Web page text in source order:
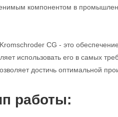
компонентом в
CG - это
использовать его в самых
достичь оптимальной
работы: